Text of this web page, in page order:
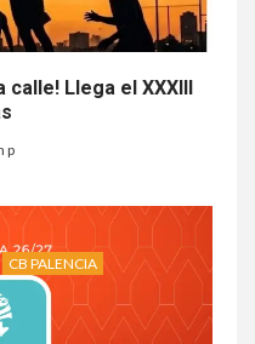
calle! Llega el XXXIII
p
CB PALENCIA